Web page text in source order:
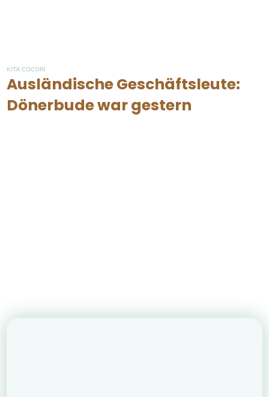
KITA COCORÍ
Ausländische Geschäftsleute:
Dönerbude war gestern